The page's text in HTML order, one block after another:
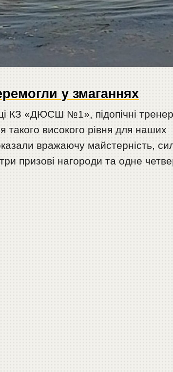
у змаганнях
КЗ «ДЮСШ №1», підопічні
високого рівня для наших
вражаючу майстерність,
призові нагороди та одне